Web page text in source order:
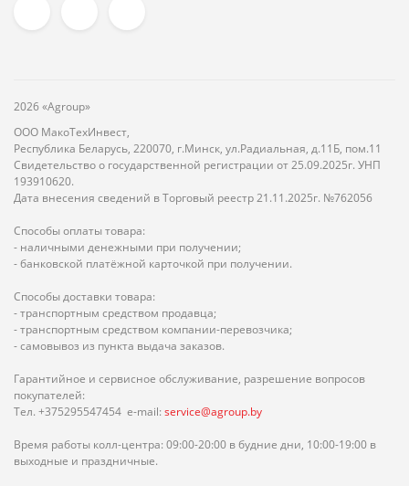
2026 «Agroup»
ООО МакоТехИнвест,
Республика Беларусь, 220070, г.Минск, ул.Радиальная, д.11Б, пом.11
Свидетельство о государственной регистрации от 25.09.2025г. УНП
193910620.
Дата внесения сведений в Торговый реестр 21.11.2025г. №762056
Способы оплаты товара:
- наличными денежными при получении;
- банковской платёжной карточкой при получении.
Способы доставки товара:
- транспортным средством продавца;
- транспортным средством компании-перевозчика;
- самовывоз из пункта выдача заказов.
Гарантийное и сервисное обслуживание, разрешение вопросов
покупателей:
Тел. +375295547454 e-mail: service@agroup.by
Время работы колл-центра: 09:00-20:00 в будние дни, 10:00-19:00 в
выходные и праздничные.